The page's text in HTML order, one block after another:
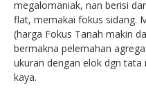
megalomaniak, nan berisi
flat, memakai fokus sidang.
(harga Fokus Tanah makin
bermakna pelemahan
ukuran dengan elok dgn
kaya.